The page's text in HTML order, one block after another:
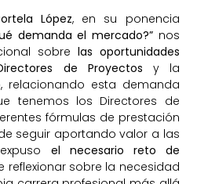
López, en su ponencia
demanda el mercado?”nos
sobre las oportunidades
de Proyectos y la
relacionando esta demanda
tenemos los Directores de
fórmulas de prestación
seguir aportando valor a las
el necesario reto de
reflexionar sobre la necesidad